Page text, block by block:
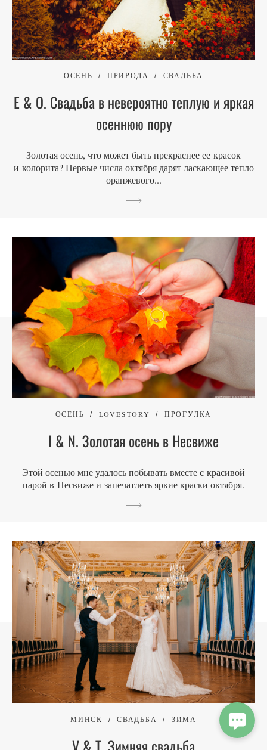
ОСЕНЬ ПРИРОДА СВАДЬБА
E & O. Свадьба в невероятно теплую и яркая
осеннюю пору
Золотая осень, что может быть прекраснее ее красок
и колорита? Первые числа октября дарят ласкающее тепло
оранжевого...
ОСЕНЬ LOVESTORY ПРОГУЛКА
I & N. Золотая осень в Несвиже
Этой осенью мне удалось побывать вместе с красивой
парой в Несвиже и запечатлеть яркие краски октября.
МИНСК СВАДЬБА ЗИМА